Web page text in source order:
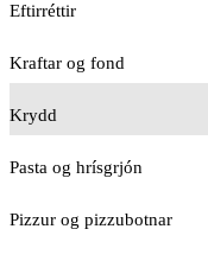
Eftirréttir
Kraftar og fond
Krydd
Pasta og hrísgrjón
Pizzur og pizzubotnar